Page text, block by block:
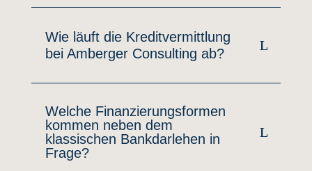
Wie läuft die Kreditvermittlung
bei Amberger Consulting ab?
Welche Finanzierungsformen
kommen neben dem
klassischen Bankdarlehen in
Frage?